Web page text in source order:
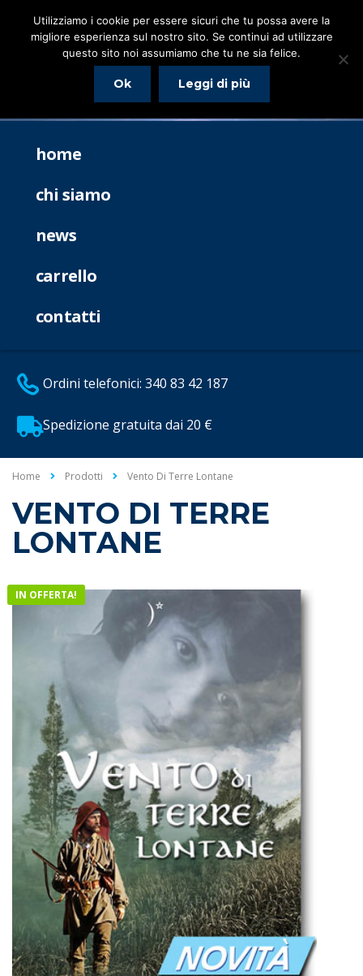
home
chi siamo
news
carrello
contatti
Ordini telefonici: 340 83 42 187
Spedizione gratuita dai 20 €
Home Prodotti Vento Di Terre Lontane
VENTO DI TERRE
LONTANE
IN OFFERTA!
Utilizziamo i cookie per essere sicuri che tu possa avere la
migliore esperienza sul nostro sito. Se continui ad utilizzare
questo sito noi assumiamo che tu ne sia felice.
Ok Leggi di più